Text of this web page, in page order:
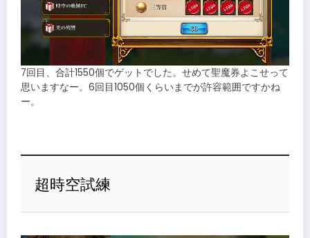
7回目、合計1550個でゲットでした。せめて聖魔券よこせって
思いますなー。6回目1050個くらいまでが許容範囲ですかね
ー。
超時空試練